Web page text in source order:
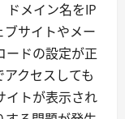
ドメイン名をIP
ブサイトやメー
ードの設定が正
クセスしても
イトが表示され